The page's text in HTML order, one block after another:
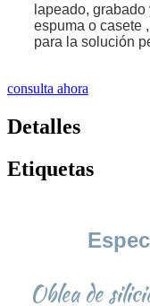
lapeado,
espuma o casete
para la solución
consulta ahora
Detalles
Etiquetas
Oblea de